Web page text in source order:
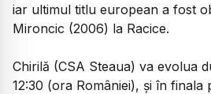
iar ultimul titlu european a fost
Mironcic (2006) la Racice.
Chirilă (CSA Steaua) va evolua
12:30 (ora României), şi în finala